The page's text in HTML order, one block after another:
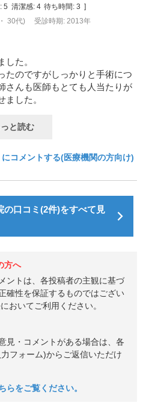
5 清潔感: 4 待ち時間: 3 ]
30代) 受診時期: 2013年
た。
たのですがしっかりと手術につ
さんも医師もとても人当たりが
した。
と読む
コメントする(医療機関の方向け)
口コミ(2件)をすべて見
方へ
ントは、各投稿者の主観に基づ
確性を保証するものではござい
おいてご利用ください。
見・コメントがある場合は、各
フォーム)からご返信いただけ
をご覧ください。